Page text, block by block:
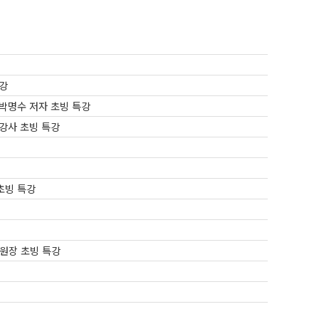
명수 저자 초빙 특강
사 초빙 특강
빙 특강
장 초빙 특강